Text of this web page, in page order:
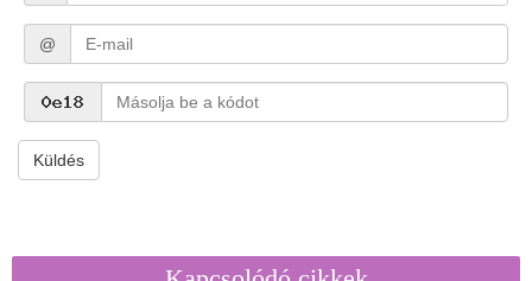
@
Küldés